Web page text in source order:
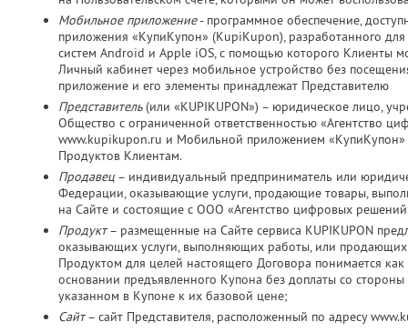
Мобильное приложение- программное обеспечение,
приложения «КупиКупон» (KupiKupon), разработанного
систем Android и Apple iOS, с помощью которого Клиенты
Личный кабинет через мобильное устройство без
приложение и его элементы принадлежат Представителю
Представитель(или «KUPIKUPON») – юридическое лицо,
Общество с ограниченной ответственностью «Агентство
www.kupikupon.ru и Мобильной приложением
Продуктов Клиентам.
Продавец – индивидуальный предприниматель или
Федерации, оказывающие услуги, продающие товары,
на Сайте и состоящие с ООО «Агентство цифровых
Продукт– размещенные на Сайте сервиса KUPIKUPON
оказывающих услуги, выполняющих работы, или
Продуктом для целей настоящего Договора понимается
основании предъявленного Купона без доплаты со
указанном в Купоне к их базовой цене;
Сайт– сайт Представителя, расположенный по адресу